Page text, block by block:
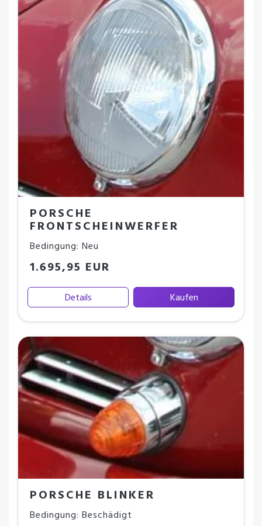
PORSCHE
FRONTSCHEINWERFER
Bedingung: Neu
1.695,95 EUR
Details Kaufen
PORSCHE BLINKER
Bedingung: Beschädigt